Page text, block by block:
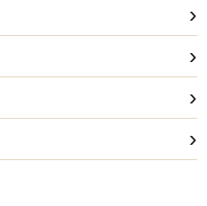
›
›
›
›